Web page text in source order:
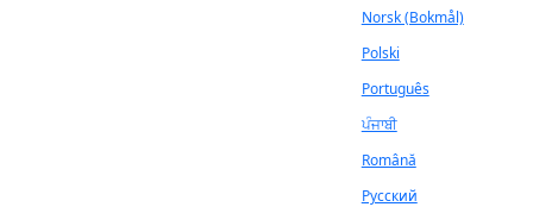
Norsk (Bokmål)
Polski
Português
ਪੰਜਾਬੀ
Română
Русский